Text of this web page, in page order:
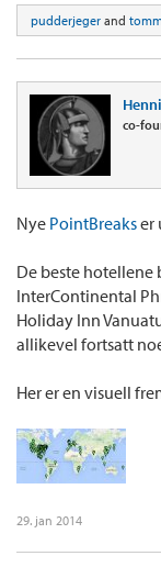
pudderjeger and
co-
Nye PointBreakser
De beste
InterContinental
Holiday Inn
allikevel fortsatt
Her er en visuell
29. jan 2014